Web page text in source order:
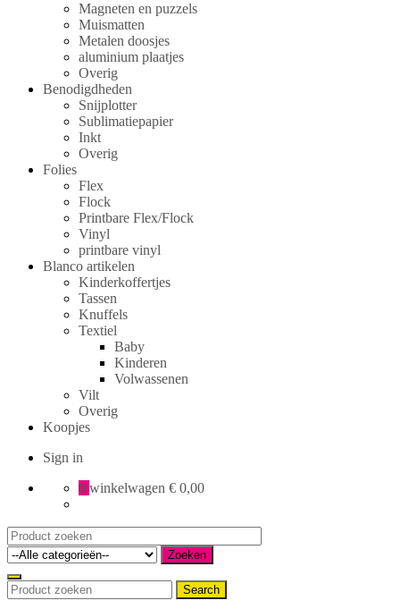
Magneten en puzzels
Muismatten
Metalen doosjes
aluminium plaatjes
Overig
Benodigdheden
Snijplotter
Sublimatiepapier
Inkt
Overig
Folies
Flex
Flock
Printbare Flex/Flock
Vinyl
printbare vinyl
Blanco artikelen
Kinderkoffertjes
Tassen
Knuffels
Textiel
Baby
Kinderen
Volwassenen
Vilt
Overig
Koopjes
Sign in
0 winkelwagen € 0,00
Search
for:
Zoeken
Search
for:
Search